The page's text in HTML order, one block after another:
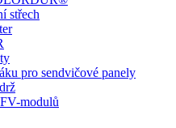
střech
pro sendvičové panely
modulů